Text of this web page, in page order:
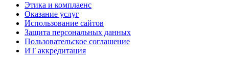
Этика и комплаенс
Оказание услуг
Использование сайтов
Защита персональных данных
Пользовательское соглашение
ИТ аккредитация